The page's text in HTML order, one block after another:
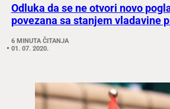
Odluka da se ne otvori novo
povezana sa stanjem vladavine
6 MINUTA ČITANJA
01. 07. 2020.